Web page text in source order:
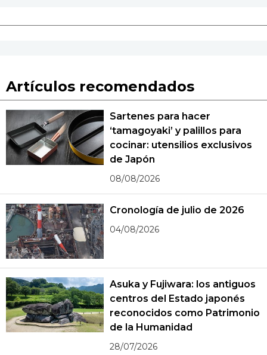
Artículos recomendados
Sartenes para hacer
‘tamagoyaki’ y palillos para
cocinar: utensilios exclusivos
de Japón
08/08/2026
Cronología de julio de 2026
04/08/2026
Asuka y Fujiwara: los antiguos
centros del Estado japonés
reconocidos como Patrimonio
de la Humanidad
28/07/2026